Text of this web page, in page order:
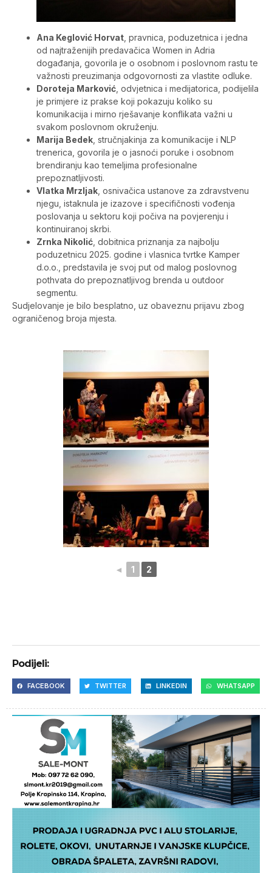
Ana Keglović Horvat , pravnica, poduzetnica i jedna
od najtraženijih predavačica Women in Adria
događanja, govorila je o osobnom i poslovnom rastu te
važnosti preuzimanja odgovornosti za vlastite odluke.
Doroteja Marković , odvjetnica i medijatorica, podijelila
je primjere iz prakse koji pokazuju koliko su
komunikacija i mirno rješavanje konflikata važni u
svakom poslovnom okruženju.
Marija Bedek , stručnjakinja za komunikacije i NLP
trenerica, govorila je o jasnoći poruke i osobnom
brendiranju kao temeljima profesionalne
prepoznatljivosti.
Vlatka Mrzljak , osnivačica ustanove za zdravstvenu
njegu, istaknula je izazove i specifičnosti vođenja
poslovanja u sektoru koji počiva na povjerenju i
kontinuiranoj skrbi.
Zrnka Nikolić , dobitnica priznanja za najbolju
poduzetnicu 2025. godine i vlasnica tvrtke Kamper
d.o.o., predstavila je svoj put od malog poslovnog
pothvata do prepoznatljivog brenda u outdoor
segmentu.
Sudjelovanje je bilo besplatno, uz obaveznu prijavu zbog
ograničenog broja mjesta.
◄ 1 2
Podijeli:
FACEBOOK TWITTER LINKEDIN WHATSAPP